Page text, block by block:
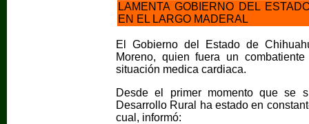
LAMENTA GOBIERNO DEL
EN EL LARGO MADERAL
El Gobierno del Estado de
Moreno, quien fuera un
situación medica cardiaca.
Desde el primer momento que se
Desarrollo Rural ha estado en
cual, informó: